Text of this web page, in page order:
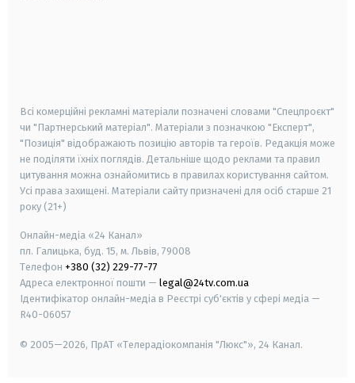
Всі комерційні рекламні матеріали позначені словами "Спецпроєкт"
чи "Партнерський матеріал". Матеріали з позначкою "Експерт",
"Позиція" відображають позицію авторів та героїв. Редакція може
не поділяти їхніх поглядів. Детальніше щодо реклами та правил
цитування можна ознайомитись в правилах користування сайтом.
Усі права захищені. Матеріали сайту призначені для осіб старше 21
року (21+)
Онлайн-медіа «24 Канал»
пл. Галицька, буд. 15, м. Львів, 79008
Телефон +380 (32) 229-77-77
Адреса електронної пошти — legal@24tv.com.ua
Ідентифікатор онлайн-медіа в Реєстрі суб'єктів у сфері медіа —
R40-06057
© 2005—2026, ПрАТ «Телерадіокомпанія "Люкс"», 24 Канал.